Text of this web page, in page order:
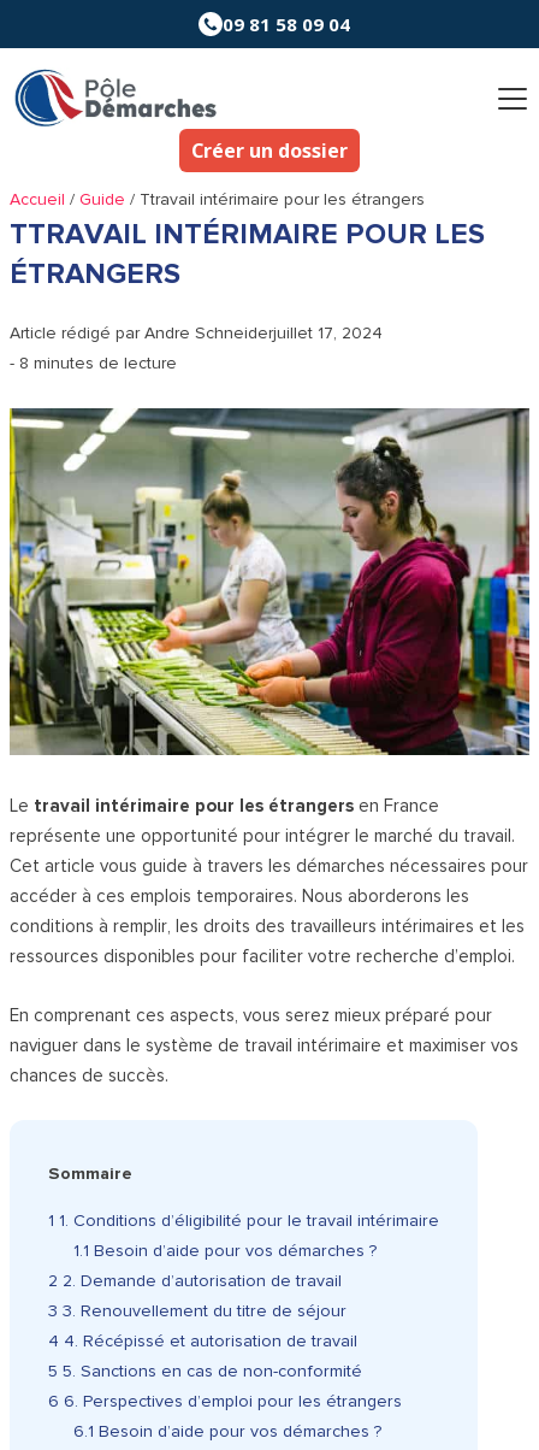
au
contenu
09 81 58 09 04
Créer un dossier
Accueil /Guide / Ttravail intérimaire pour les étrangers
TTRAVAIL INTÉRIMAIRE POUR LES
ÉTRANGERS
Article rédigé parAndre Schneiderjuillet 17, 2024
- 8 minutes de lecture
Le travail intérimaire pour les étrangers en France
représente une opportunité pour intégrer le marché du travail.
Cet article vous guide à travers les démarches nécessaires pour
accéder à ces emplois temporaires. Nous aborderons les
conditions à remplir, les droits des travailleurs intérimaires et les
ressources disponibles pour faciliter votre recherche d’emploi.
En comprenant ces aspects, vous serez mieux préparé pour
naviguer dans le système de travail intérimaire et maximiser vos
chances de succès.
Sommaire
1 1. Conditions d’éligibilité pour le travail intérimaire
1.1 Besoin d’aide pour vos démarches ?
2 2. Demande d’autorisation de travail
3 3. Renouvellement du titre de séjour
4 4. Récépissé et autorisation de travail
5 5. Sanctions en cas de non-conformité
6 6. Perspectives d’emploi pour les étrangers
6.1 Besoin d’aide pour vos démarches ?